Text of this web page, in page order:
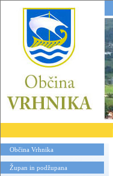
Občina Vrhnika
Župan in podžupana